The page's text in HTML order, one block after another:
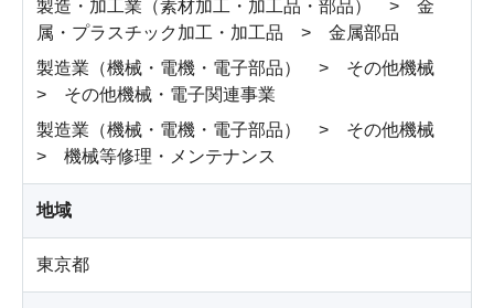
製造・加工業（素材加工・加工品・部品） > 金
属・プラスチック加工・加工品 > 金属部品
製造業（機械・電機・電子部品） > その他機械
> その他機械・電子関連事業
製造業（機械・電機・電子部品） > その他機械
> 機械等修理・メンテナンス
地域
東京都